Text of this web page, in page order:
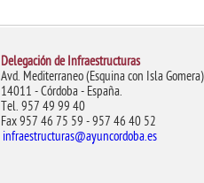
Delegación de Infraestructuras
Avd. Mediterraneo (Esquina con Isla Gomera)
14011 - Córdoba - España.
Tel. 957 49 99 40
Fax 957 46 75 59 - 957 46 40 52
infraestructuras@ayuncordoba.es